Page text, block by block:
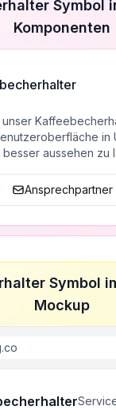
Symbol
Komponenten
in
aussehen zu
Ansprechpartner
Symbol
Mockup